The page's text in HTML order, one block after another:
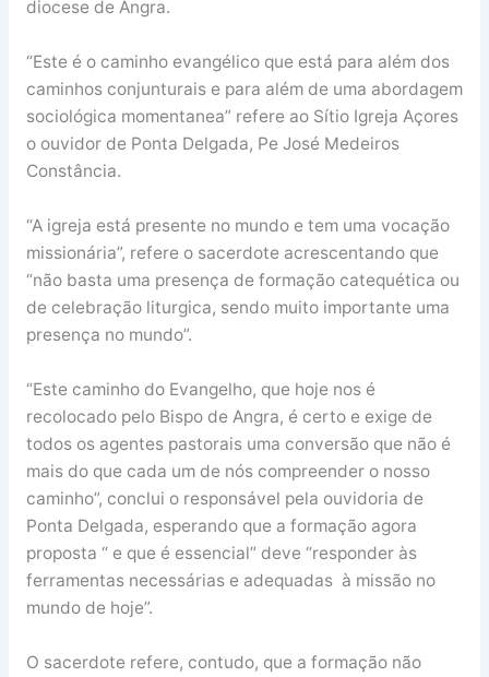
diocese de Angra.
“Este é o caminho evangélico que está para além dos
caminhos conjunturais e para além de uma abordagem
sociológica momentanea” refere ao Sítio Igreja Açores
o ouvidor de Ponta Delgada, Pe José Medeiros
Constância.
“A igreja está presente no mundo e tem uma vocação
missionária”, refere o sacerdote acrescentando que
“não basta uma presença de formação catequética ou
de celebração liturgica, sendo muito importante uma
presença no mundo”.
“Este caminho do Evangelho, que hoje nos é
recolocado pelo Bispo de Angra, é certo e exige de
todos os agentes pastorais uma conversão que não é
mais do que cada um de nós compreender o nosso
caminho”, conclui o responsável pela ouvidoria de
Ponta Delgada, esperando que a formação agora
proposta “ e que é essencial” deve “responder às
ferramentas necessárias e adequadas à missão no
mundo de hoje”.
O sacerdote refere, contudo, que a formação não